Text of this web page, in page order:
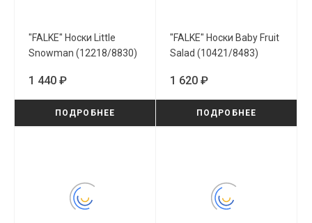
"FALKE" Носки Little
Snowman (12218/8830)
1 440 ₽
ПОДРОБНЕЕ
"FALKE" Носки Baby Fruit
Salad (10421/8483)
1 620 ₽
ПОДРОБНЕЕ